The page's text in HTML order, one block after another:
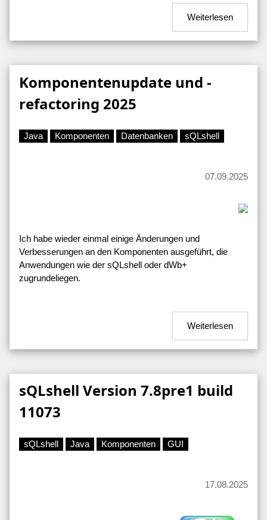
Weiterlesen
Komponentenupdate und -
refactoring 2025
Java Komponenten Datenbanken sQLshell
07.09.2025
Ich habe wieder einmal einige Änderungen und
Verbesserungen an den Komponenten ausgeführt, die
Anwendungen wie der sQLshell oder dWb+
zugrundeliegen.
Weiterlesen
sQLshell Version 7.8pre1 build
11073
sQLshell Java Komponenten GUI
17.08.2025